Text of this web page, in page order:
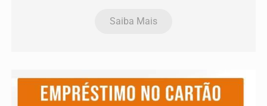
Saiba Mais